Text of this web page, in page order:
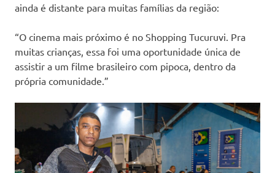
ainda é distante para muitas famílias da região:
“O cinema mais próximo é no Shopping Tucuruvi. Pra
muitas crianças, essa foi uma oportunidade única de
assistir a um filme brasileiro com pipoca, dentro da
própria comunidade.”